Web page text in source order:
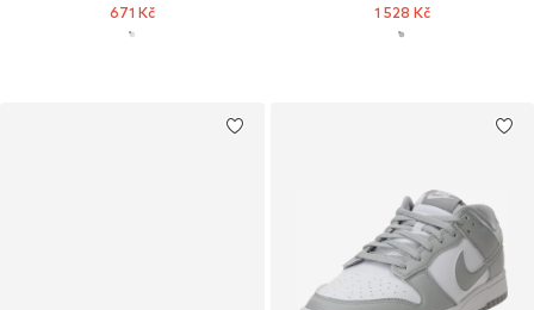
671 Kč 1 528 Kč